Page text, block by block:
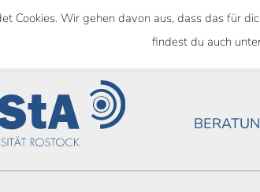
SEMESTERTICKET ALS BUNDESWEITES
Cookies. Wir gehen davon aus, dass das für
findest du auch